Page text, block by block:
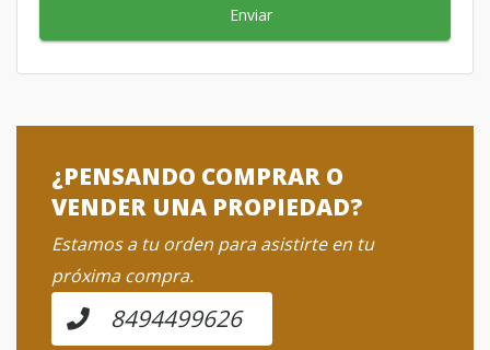
Enviar
¿PENSANDO COMPRAR O
VENDER UNA PROPIEDAD?
Estamos a tu orden para asistirte en tu
próxima compra.
8494499626